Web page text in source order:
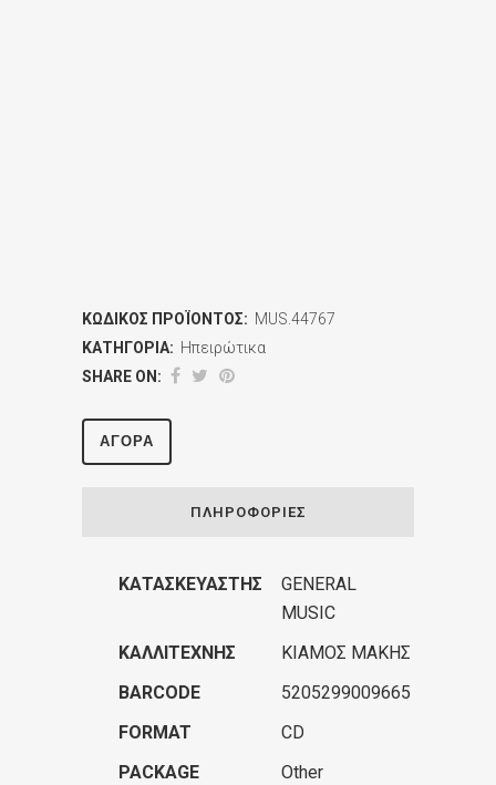
ΚΩΔΙΚΌΣ ΠΡΟΪΌΝΤΟΣ: MUS.44767
ΚΑΤΗΓΟΡΊΑ: Ηπειρώτικα
SHARE ON:
ΑΓΟΡΆ
ΠΛΗΡΟΦΟΡΊΕΣ
ΚΑΤΑΣΚΕΥΑΣΤΉΣ
GENERAL
MUSIC
ΚΑΛΛΙΤΈΧΝΗΣ
ΚΙΑΜΟΣ ΜΑΚΗΣ
BARCODE
5205299009665
FORMAT
CD
PACKAGE
Other